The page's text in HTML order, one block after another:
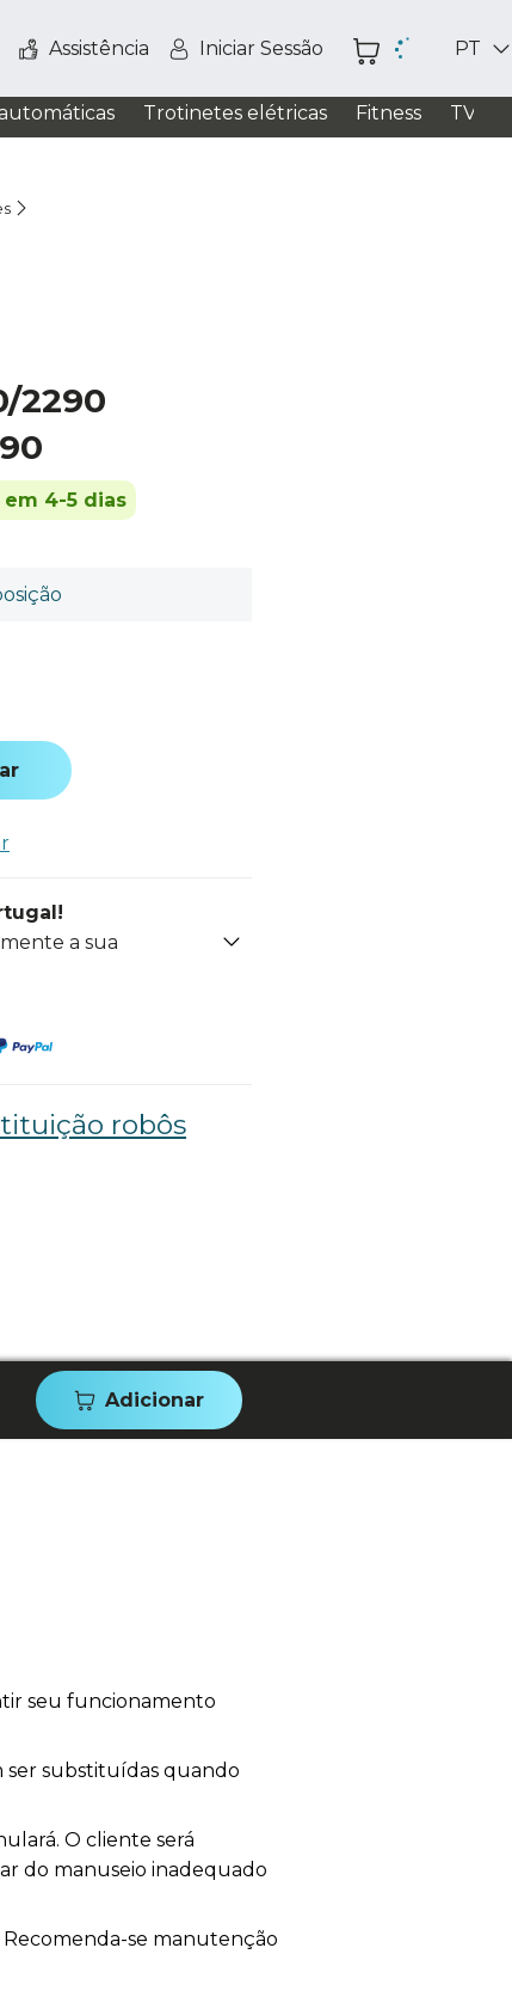
Assistência Iniciar Sessão PT
Trotinetes elétricas Fitness TV /
2290
4-5 dias
a sua
robôs
Adicionar
seu funcionamento
ser substituídas quando
O cliente será
do manuseio inadequado
se manutenção